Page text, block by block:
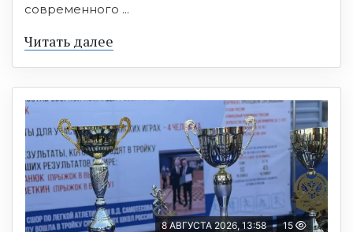
современного ...
Читать далее
8 АВГУСТА 2026, 13:58 15